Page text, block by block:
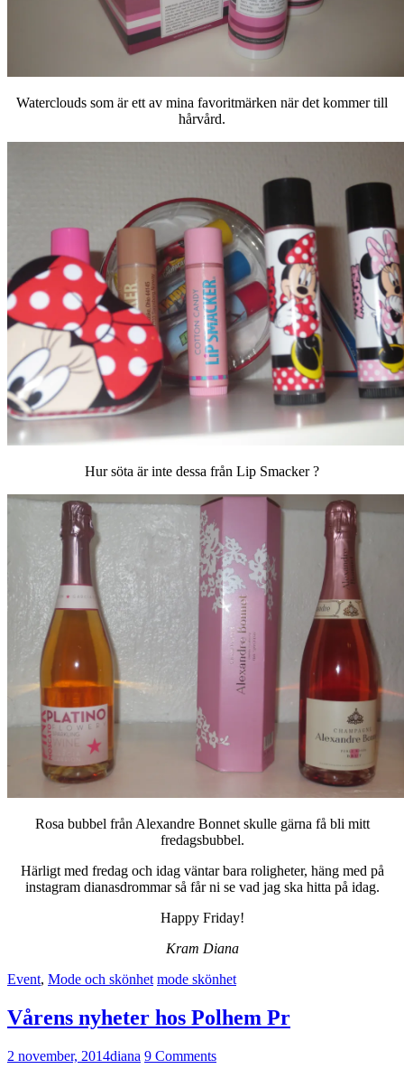
Waterclouds som är ett av mina favoritmärken när det kommer till
hårvård.
Hur söta är inte dessa från Lip Smacker ?
Rosa bubbel från Alexandre Bonnet skulle gärna få bli mitt
fredagsbubbel.
Härligt med fredag och idag väntar bara roligheter, häng med på
instagram dianasdrommar så får ni se vad jag ska hitta på idag.
Happy Friday!
Kram Diana
Event, Mode och skönhet mode skönhet
Vårens nyheter hos Polhem Pr
2 november, 2014diana 9 Comments